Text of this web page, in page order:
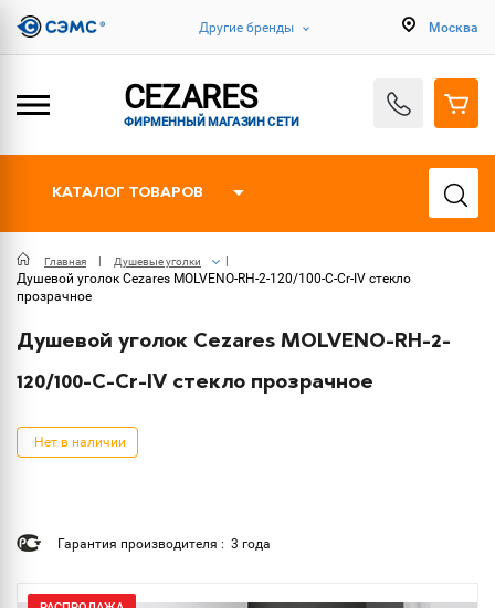
Другие бренды Москва
CEZARES
ФИРМЕННЫЙ МАГАЗИН СЕТИ
КАТАЛОГ ТОВАРОВ
Главная Душевые уголки
Душевой уголок Cezares MOLVENO-RH-2-120/100-C-Cr-IV стекло
прозрачное
Душевой уголок Cezares MOLVENO-RH-2-
120/100-C-Cr-IV стекло прозрачное
Нет в наличии
Гарантия производителя : 3 года